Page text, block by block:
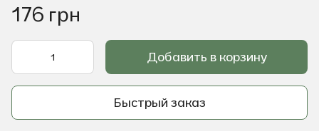
176 грн
Добавить в корзину
Быстрый заказ